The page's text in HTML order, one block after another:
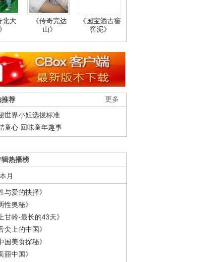
北大
《传奇完达
山》
《国宝酒古窖
窖泥》
更多
推荐
世界小姐选拔标准
童心 回味童年趣事
热播榜
本月
与爱的抉择》
性奥秘》
甘岭-最长的43天》
尖上的中国》
国美食探秘》
丽中国》